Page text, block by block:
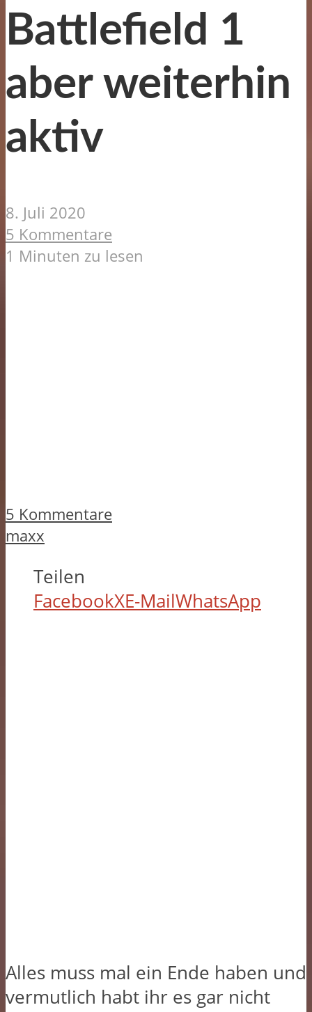
Battlefield 1
aber weiterhin
aktiv
8. Juli 2020
5 Kommentare
1 Minuten zu lesen
5 Kommentare
maxx
Teilen
FacebookXE-MailWhatsApp
Alles muss mal ein Ende haben und
vermutlich habt ihr es gar nicht